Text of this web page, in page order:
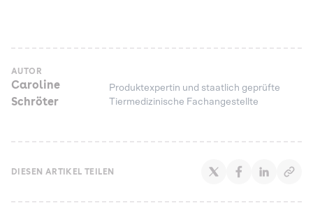
AUTOR
Caroline
Schröter
Produktexpertin und staatlich geprüfte
Tiermedizinische Fachangestellte
DIESEN ARTIKEL TEILEN